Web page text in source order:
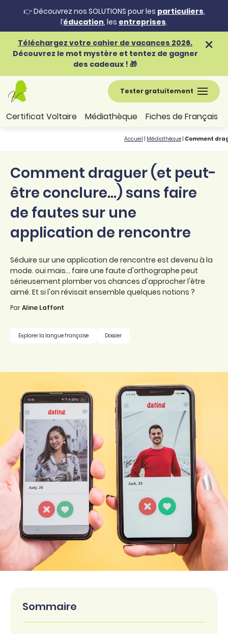
👉 Découvrez nos SOLUTIONS pour les particuliers,
l’éducation, les entreprises.
Téléchargez votre cahier de vacances 2026.
Découvrez le mot mystère et tentez de gagner
des cadeaux ! 🎁
Tester gratuitement
Certificat Voltaire Médiathèque Fiches de Français
Accueil Médiathèque Comment
Comment draguer (et peut-
être conclure...) sans faire
de fautes sur une
application de rencontre
Séduire sur une application de rencontre est devenu à la
mode. oui mais... faire une faute d'orthographe peut
sérieusement plomber vos chances d'approcher l'être
aimé. Et si l'on révisait ensemble quelques notions ?
ParAline Laffont
Explorer la langue française Dossier
Sommaire